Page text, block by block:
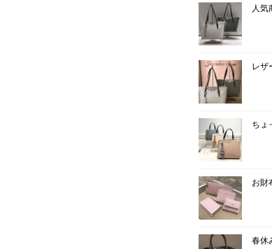
人
レザ
ちょ
お財
春休